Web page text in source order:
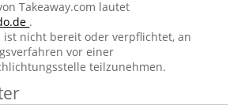
Takeaway.com lautet
.
ist nicht bereit oder verpflichtet, an
vor einer
teilzunehmen.